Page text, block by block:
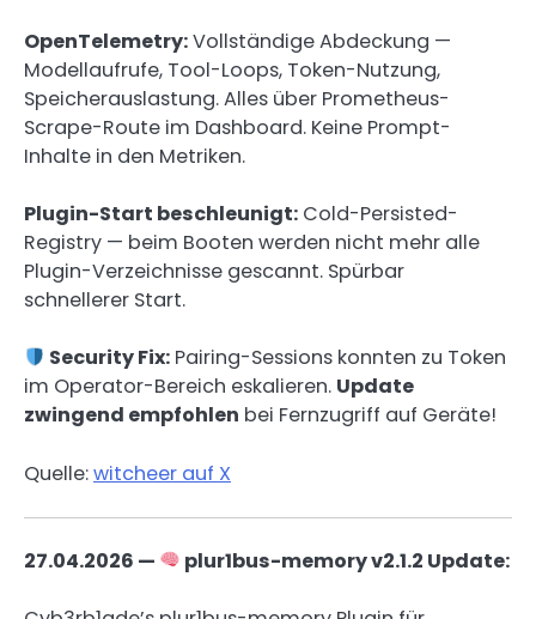
OpenTelemetry:Vollständige Abdeckung —
Modellaufrufe, Tool-Loops, Token-Nutzung,
Speicherauslastung. Alles über Prometheus-
Scrape-Route im Dashboard. Keine Prompt-
Inhalte in den Metriken.
Plugin-Start beschleunigt: Cold-Persisted-
Registry — beim Booten werden nicht mehr alle
Plugin-Verzeichnisse gescannt. Spürbar
schnellerer Start.
Security Fix: Pairing-Sessions konnten zu Token
im Operator-Bereich eskalieren. Update
zwingend empfohlen bei Fernzugriff auf Geräte!
Quelle:witcheer auf X
27.04.2026 — plur1bus-memory v2.1.2 Update: